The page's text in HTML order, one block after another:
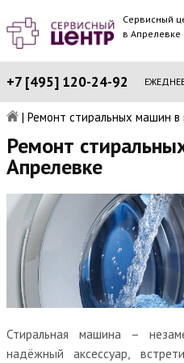
Сервисный
в Апрелевке
+7 [495] 120-24-92
| Ремонт стиральных машин в
Ремонт
Апрелевке
Стиральная машина –
надёжный аксессуар,